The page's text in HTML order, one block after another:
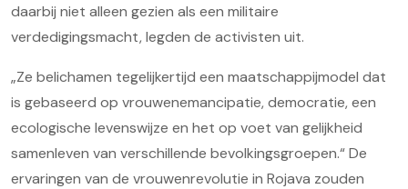
daarbij niet alleen gezien als een militaire
verdedigingsmacht, legden de activisten uit.
„Ze belichamen tegelijkertijd een maatschappijmodel dat
is gebaseerd op vrouwenemancipatie, democratie, een
ecologische levenswijze en het op voet van gelijkheid
samenleven van verschillende bevolkingsgroepen.“ De
ervaringen van de vrouwenrevolutie in Rojava zouden